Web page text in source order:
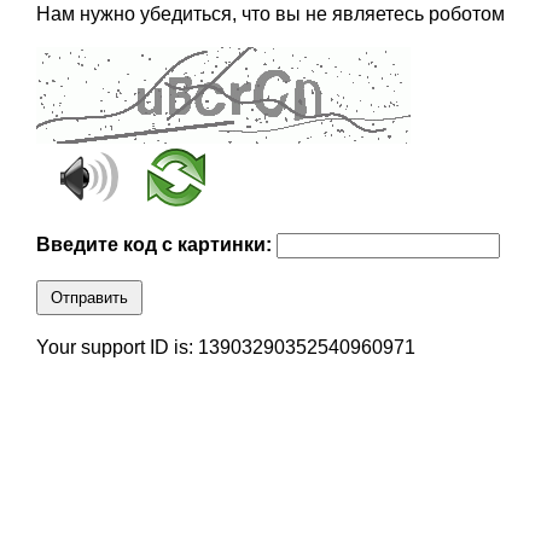
Нам нужно убедиться, что вы не являетесь роботом
Введите код с картинки:
Отправить
Your support ID is: 13903290352540960971